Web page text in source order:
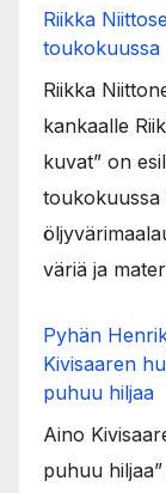
Riikka
toukokuussa
Riikka
kankaalle
kuvat” on
toukokuussa
väriä ja
Pyhän
Kivisaaren
puhuu hiljaa
Aino
puhuu